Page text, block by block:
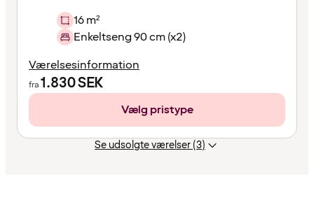
16 m²
Enkeltseng 90 cm (x2)
Værelsesinformation
fra1.830SEK
Vælg pristype
Se udsolgte værelser (3)